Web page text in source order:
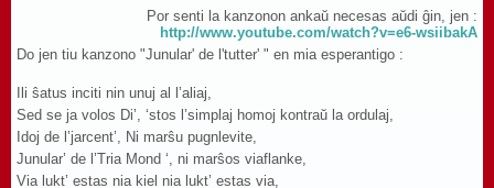
Por senti la kanzonon ankaŭ necesas aŭdi ĝin, jen :
http://www.youtube.com/watch?v=e6-wsiibakA
Do jen tiu kanzono "Junular' de l'tutter' " en mia esperantigo :
Ili ŝatus inciti nin unuj al l’aliaj,
Sed se ja volos Di’, ‘stos l’simplaj homoj kontraŭ la ordulaj,
Idoj de l’jarcent’, Ni marŝu pugnlevite,
Junular’ de l’Tria Mond ‘, ni marŝos viaflanke,
Via lukt’ estas nia kiel nia lukt’ estas via,